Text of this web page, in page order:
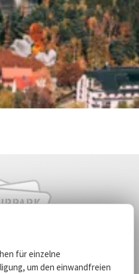
für einzelne
um den einwandfreien